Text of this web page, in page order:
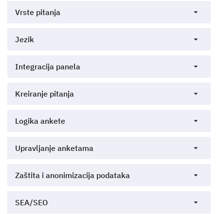
Vrste pitanja
Jezik
Integracija panela
Kreiranje pitanja
Logika ankete
Upravljanje anketama
Zaštita i anonimizacija podataka
SEA/SEO